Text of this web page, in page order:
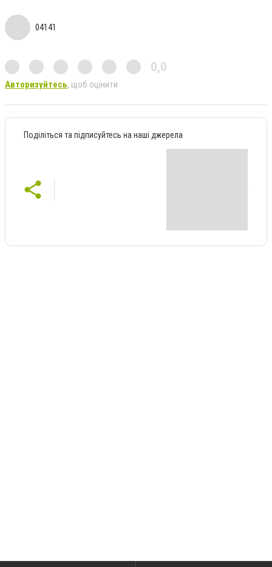
04141
0,0
Авторизуйтесь, щоб оцінити
Поділіться та підписуйтесь на наші джерела